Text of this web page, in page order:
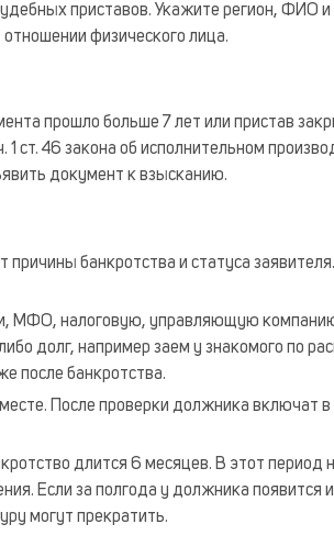
приставов. Укажите регион, ФИО
физического лица.
прошло больше 7 лет или пристав
ст. 46 закона об исполнительном
документ к взысканию.
причины банкротства и статуса
МФО, налоговую, управляющую
долг, например заем у знакомого по
после банкротства.
После проверки должника включат
длится 6 месяцев. В этот период
Если за полгода у должника появится
могут прекратить.